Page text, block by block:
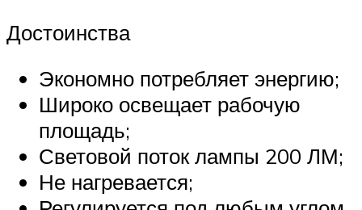
Достоинства
Экономно потребляет энергию;
Широко освещает рабочую
площадь;
Световой поток лампы 200 ЛМ;
Не нагревается;